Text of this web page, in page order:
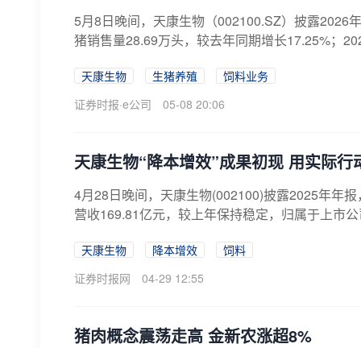
5月8日晚间，天康生物（002100.SZ）披露2026
猪销售量28.69万头，较去年同期增长17.25%；
天康生物 生猪养殖
饲料业务
证券时报·e公司
05-08 20:06
天康生物“降本增效”成果初现 用实际行
4月28日晚间，天康生物(002100)披露2025年年
营收169.81亿元，较上年保持稳定，归属于上市
天康生物 降本增效
饲料
证券时报网
04-29 12:55
猪肉概念震荡走高 金新农涨超8%